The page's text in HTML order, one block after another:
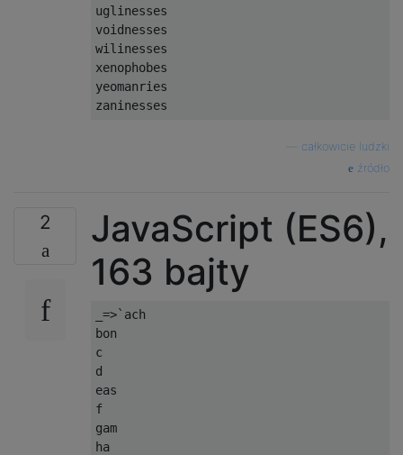
uglinesses
voidnesses
wilinesses
xenophobes
yeomanries
całkowicie ludzki
źródło
2
JavaScript (ES6),
163 bajty
=>` ach
bon
c
d
eas
f
gam
ha